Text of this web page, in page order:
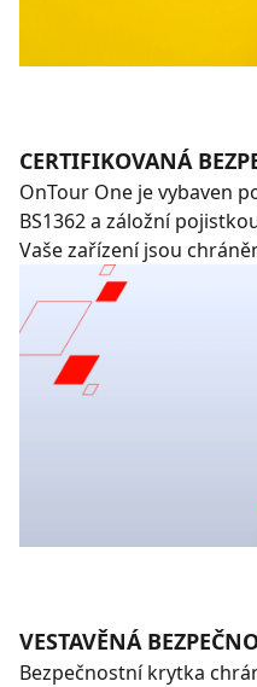
CERTIFIKOVANÁ
OnTour One je vybaven
BS1362 a záložní
Vaše zařízení jsou
VESTAVĚNÁ
Bezpečnostní krytka